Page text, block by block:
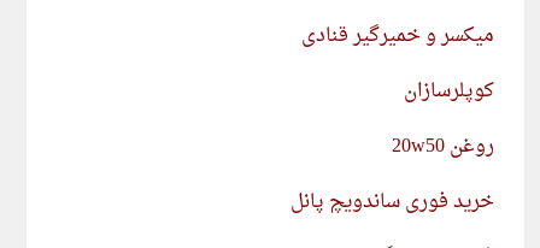
میکسر و خمیرگیر قنادی
کوپلرسازان
روغن 20w50
خرید فوری ساندویچ پانل